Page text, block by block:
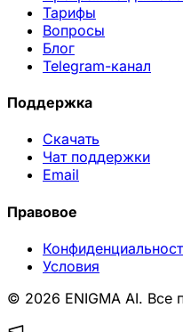
Тарифы
Вопросы
Блог
Telegram-канал
Поддержка
Скачать
Чат поддержки
Email
Правовое
Условия
© 2026 ENIGMA AI. Все